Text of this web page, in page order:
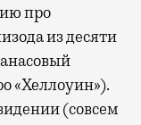
про
из десяти
«Хеллоуин»).
(совсем